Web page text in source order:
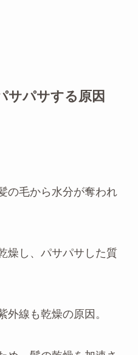
サパサする原因
の毛から水分が奪われ
燥し、パサパサした質
外線も乾燥の原因。